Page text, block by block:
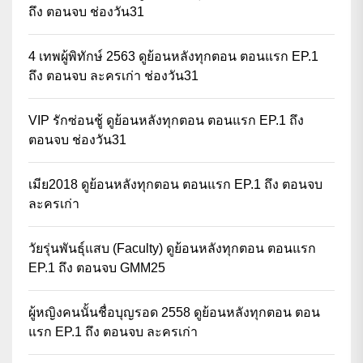
ถึง ตอนจบ ช่องวัน31
4 เทพผู้พิทักษ์ 2563 ดูย้อนหลังทุกตอน ตอนแรก EP.1
ถึง ตอนจบ ละครเก่า ช่องวัน31
VIP รักซ่อนชู้ ดูย้อนหลังทุกตอน ตอนแรก EP.1 ถึง
ตอนจบ ช่องวัน31
เมีย2018 ดูย้อนหลังทุกตอน ตอนแรก EP.1 ถึง ตอนจบ
ละครเก่า
วัยรุ่นพันธุ์แสบ (Faculty) ดูย้อนหลังทุกตอน ตอนแรก
EP.1 ถึง ตอนจบ GMM25
ผู้หญิงคนนั้นชื่อบุญรอด 2558 ดูย้อนหลังทุกตอน ตอน
แรก EP.1 ถึง ตอนจบ ละครเก่า